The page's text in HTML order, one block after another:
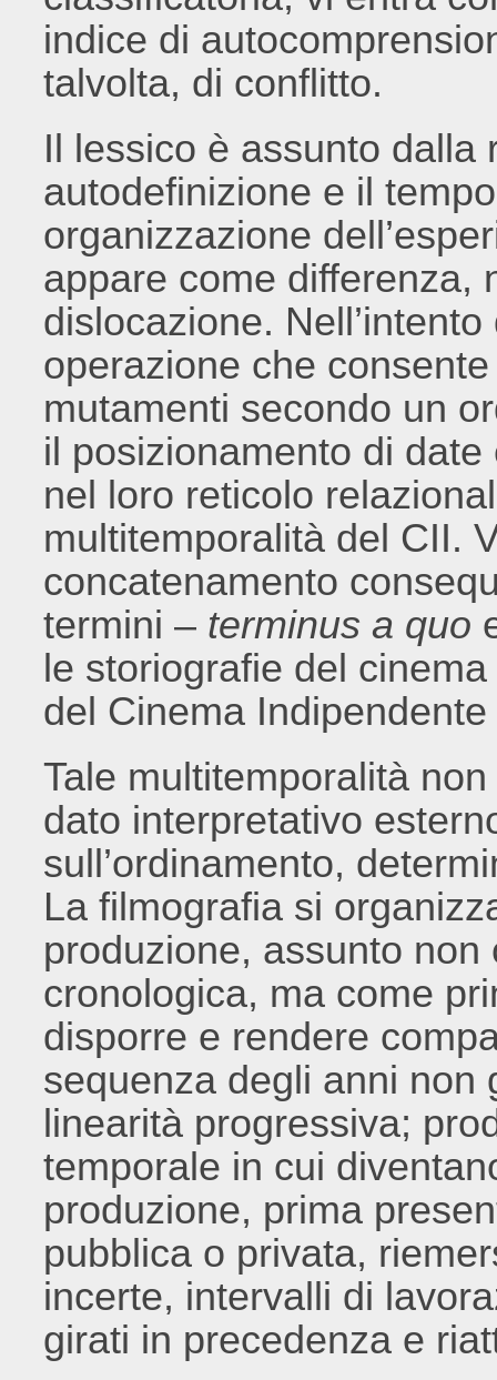
indice di
talvolta, di conflitto.
Il lessico è assunto dalla
autodefinizione e il
organizzazione
appare come differenza,
dislocazione.
operazione che
mutamenti secondo un
il posizionamento di
nel loro reticolo
multitemporalità del CII.
concatenamento
termini – terminus a quo
le storiografie del
del Cinema
Tale multitemporalità
dato interpretativo
sull’ordinamento,
La filmografia si
produzione, assunto
cronologica, ma come
disporre e rendere
sequenza degli anni non
linearità progressiva;
temporale in cui
produzione, prima
pubblica o privata,
incerte, intervalli di
girati in precedenza e